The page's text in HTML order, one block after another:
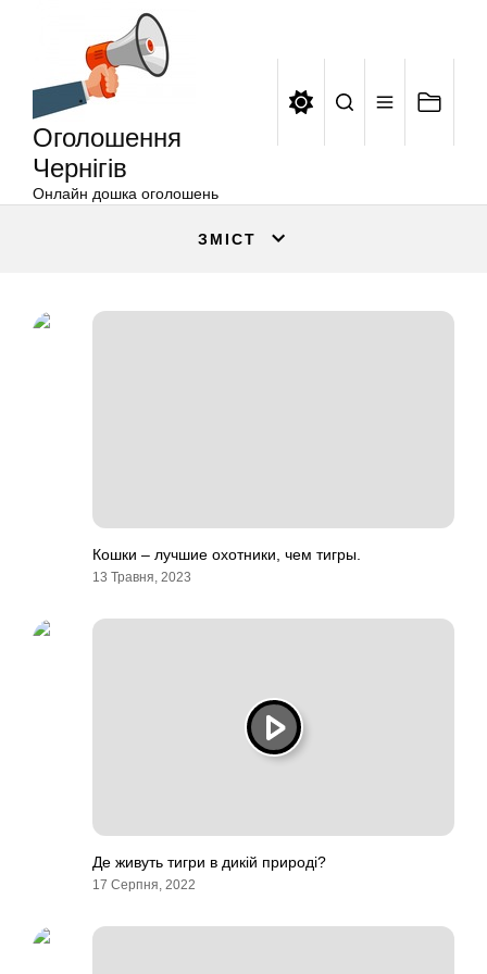
Оголошення
Чернігів
Онлайн дошка оголошень
ЗМІСТ
Кошки – лучшие охотники, чем тигры.
13 Травня, 2023
Де живуть тигри в дикій природі?
17 Серпня, 2022